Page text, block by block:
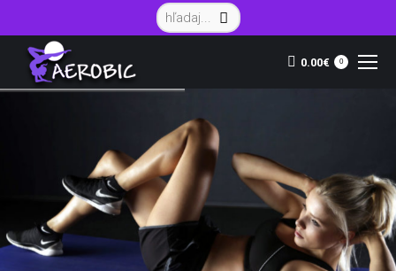
Vyhľadávanie:
0.00€ 0